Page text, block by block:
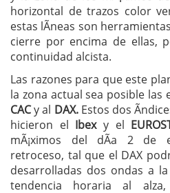
horizontal de trazos color
estas lÃ­neas son
cierre por encima de ellas,
continuidad alcista.
Las razones para que este
la zona actual sea posible
CACy al DAX.Estos dos
hicieron el Ibexy el
mÃ¡ximos del dÃ­a 2 de
retroceso, tal que el DAX
desarrolladas dos ondas a
tendencia horaria al